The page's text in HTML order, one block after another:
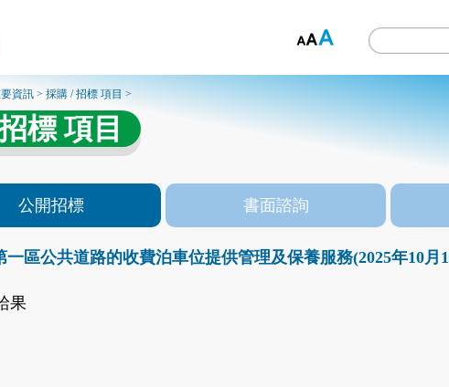
資訊 >採購 / 招標 項目 >
標 項目
公開招標 書面諮詢
一區公共道路的收費泊車位提供管理及保養服務(2025年10月
果